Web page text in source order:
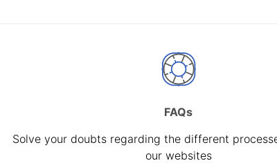
FAQs
Solve your doubts regarding the different
our websites